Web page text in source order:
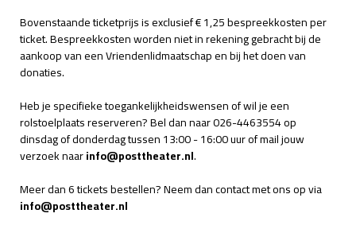
Bovenstaande ticketprijs is exclusief € 1,25 bespreekkosten per
ticket. Bespreekkosten worden niet in rekening gebracht bij de
aankoop van een Vriendenlidmaatschap en bij het doen van
donaties.
Heb je specifieke toegankelijkheidswensen of wil je een
rolstoelplaats reserveren? Bel dan naar 026-4463554 op
dinsdag of donderdag tussen 13:00 - 16:00 uur of mail jouw
verzoek naarinfo@posttheater.nl.
Meer dan 6 tickets bestellen? Neem dan contact met ons op via
info@posttheater.nl